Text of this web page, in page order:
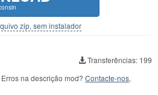
zip, sem instalador
Transferências: 199
na descrição mod? Contacte-nos,